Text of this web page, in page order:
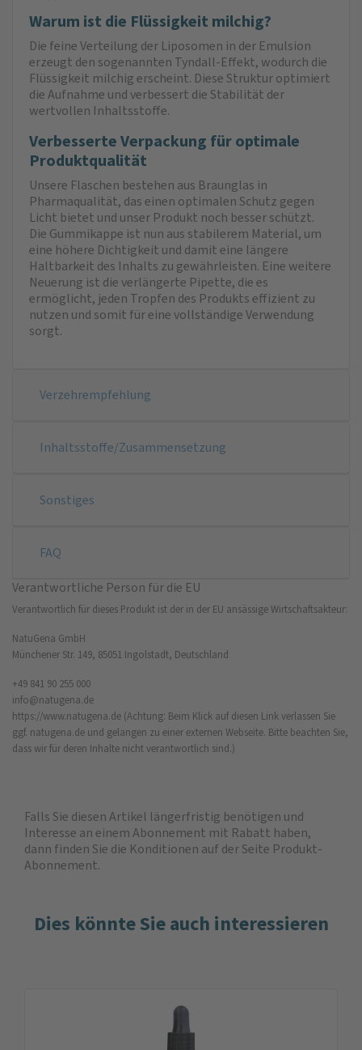
Warum ist die Flüssigkeit milchig?
Die feine Verteilung der Liposomen in der Emulsion
erzeugt den sogenannten Tyndall-Effekt, wodurch die
Flüssigkeit milchig erscheint. Diese Struktur optimiert
die Aufnahme und verbessert die Stabilität der
wertvollen Inhaltsstoffe.
Verbesserte Verpackung für optimale
Produktqualität
Unsere Flaschen bestehen aus Braunglas in
Pharmaqualität, das einen optimalen Schutz gegen
Licht bietet und unser Produkt noch besser schützt.
Die Gummikappe ist nun aus stabilerem Material, um
eine höhere Dichtigkeit und damit eine längere
Haltbarkeit des Inhalts zu gewährleisten. Eine weitere
Neuerung ist die verlängerte Pipette, die es
ermöglicht, jeden Tropfen des Produkts effizient zu
nutzen und somit für eine vollständige Verwendung
sorgt.
Verzehrempfehlung
Inhaltsstoffe/Zusammensetzung
Sonstiges
FAQ
Verantwortliche Person für die EU
Verantwortlich für dieses Produkt ist der in der EU ansässige Wirtschaftsakteur:
NatuGena GmbH
Münchener Str. 149, 85051 Ingolstadt, Deutschland
+49 841 90 255 000
info@natugena.de
https://www.natugena.de (Achtung: Beim Klick auf diesen Link verlassen Sie
ggf. natugena.de und gelangen zu einer externen Webseite. Bitte beachten Sie,
dass wir für deren Inhalte nicht verantwortlich sind.)
Falls Sie diesen Artikel längerfristig benötigen und
Interesse an einem Abonnement mit Rabatt haben,
dann finden Sie die Konditionen auf der Seite Produkt-
Abonnement.
Dies könnte Sie auch interessieren